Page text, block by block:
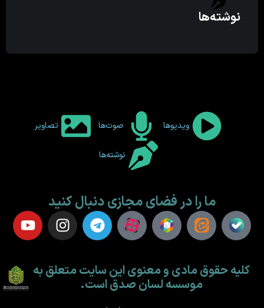
نوشته‌ها
ویدیوها صوت‌ها تصاویر
نوشته‌ها
ما را در فضای مجازی دنبال کنید
کلیه حقوق مادی و معنوی این سایت متعلق به
موسسه لسان صدق است.